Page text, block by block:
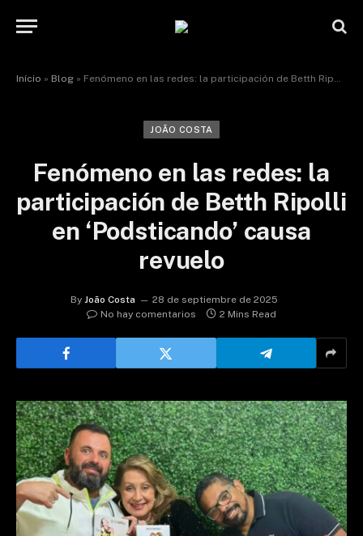
Início » Blog » Fenómeno en las redes: la participación de Betth Ripolli en ‘Podsticando’ causa revuelo
JOÃO COSTA
Fenómeno en las redes: la
participación de Betth Ripolli
en ‘Podsticando’ causa
revuelo
By João Costa
28 de septiembre de 2025
No hay comentarios
2 Mins Read